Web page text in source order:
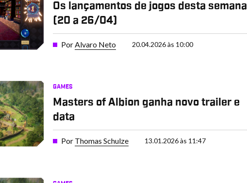
Os lançamentos de jogos desta semana
(20 a 26/04)
PorAlvaro Neto 20.04.2026 às 10:00
GAMES
Masters of Albion ganha novo trailer e
data
Por Thomas Schulze 13.01.2026 às 11:47